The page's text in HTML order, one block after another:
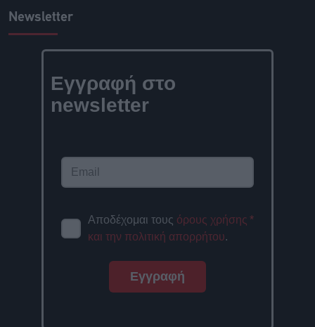
Newsletter
Εγγραφή στο
newsletter
Αποδέχομαι τους όρους χρήσης
και την πολιτική απορρήτου.
*
Εγγραφή